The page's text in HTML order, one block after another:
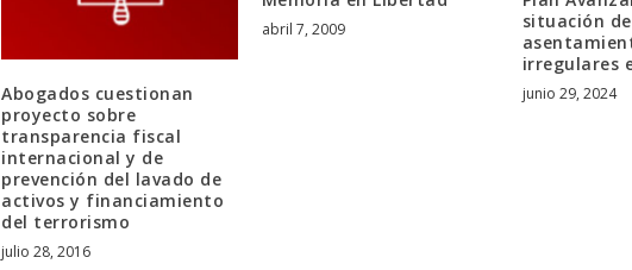
Abogados cuestionan
proyecto sobre
transparencia fiscal
internacional y de
prevención del lavado de
activos y financiamiento
del terrorismo
julio 28, 2016
abril 7, 2009
situación
irregulares
junio 29, 2024